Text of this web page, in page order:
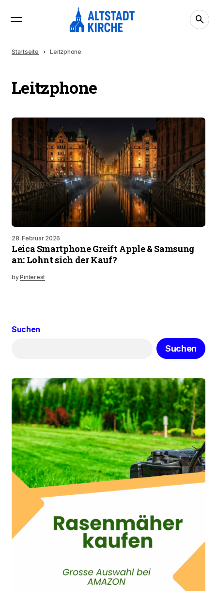
Startseite Leitzphone
Leitzphone
28. Februar 2026
Leica Smartphone Greift Apple & Samsung
an: Lohnt sich der Kauf?
byPinterest
Suchen
Suchen